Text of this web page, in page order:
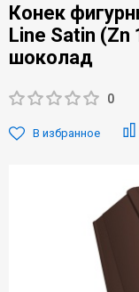
Конек
Line Satin
шоколад
0
В избранное